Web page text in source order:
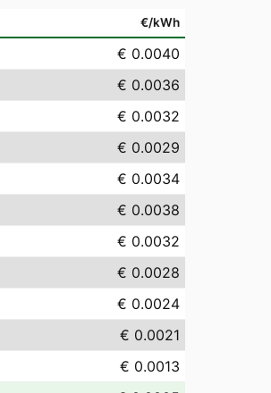
€/kWh
€ 0.0040
€ 0.0036
€ 0.0032
€ 0.0029
€ 0.0034
€ 0.0038
€ 0.0032
€ 0.0028
€ 0.0024
€ 0.0021
€ 0.0013